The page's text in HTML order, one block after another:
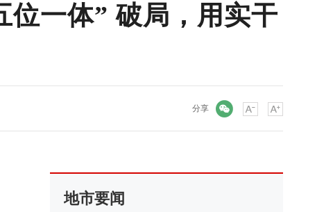
位一体” 破局，用实干
分享
地市要闻